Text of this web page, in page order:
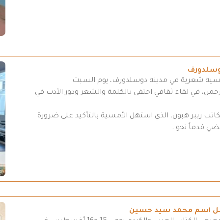
شعرية في مدينة دوسلدورف، يوم السبت
الرحمن، في لقاء ثقافي احتفى بالكلمة والشعر ودور الأدب في
ريبر هبون، الذي استهل الأمسية بالتأكيد على ضرورة
قدماً نحو…
تحمل اسم محمد سيد حسين